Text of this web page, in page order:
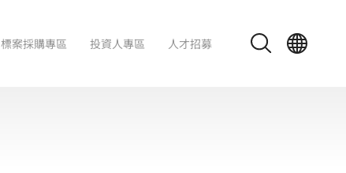
標案採購專區 投資人專區 人才招募